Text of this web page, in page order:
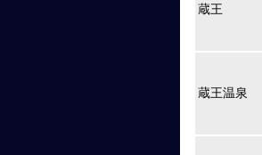
蔵王
蔵王温泉